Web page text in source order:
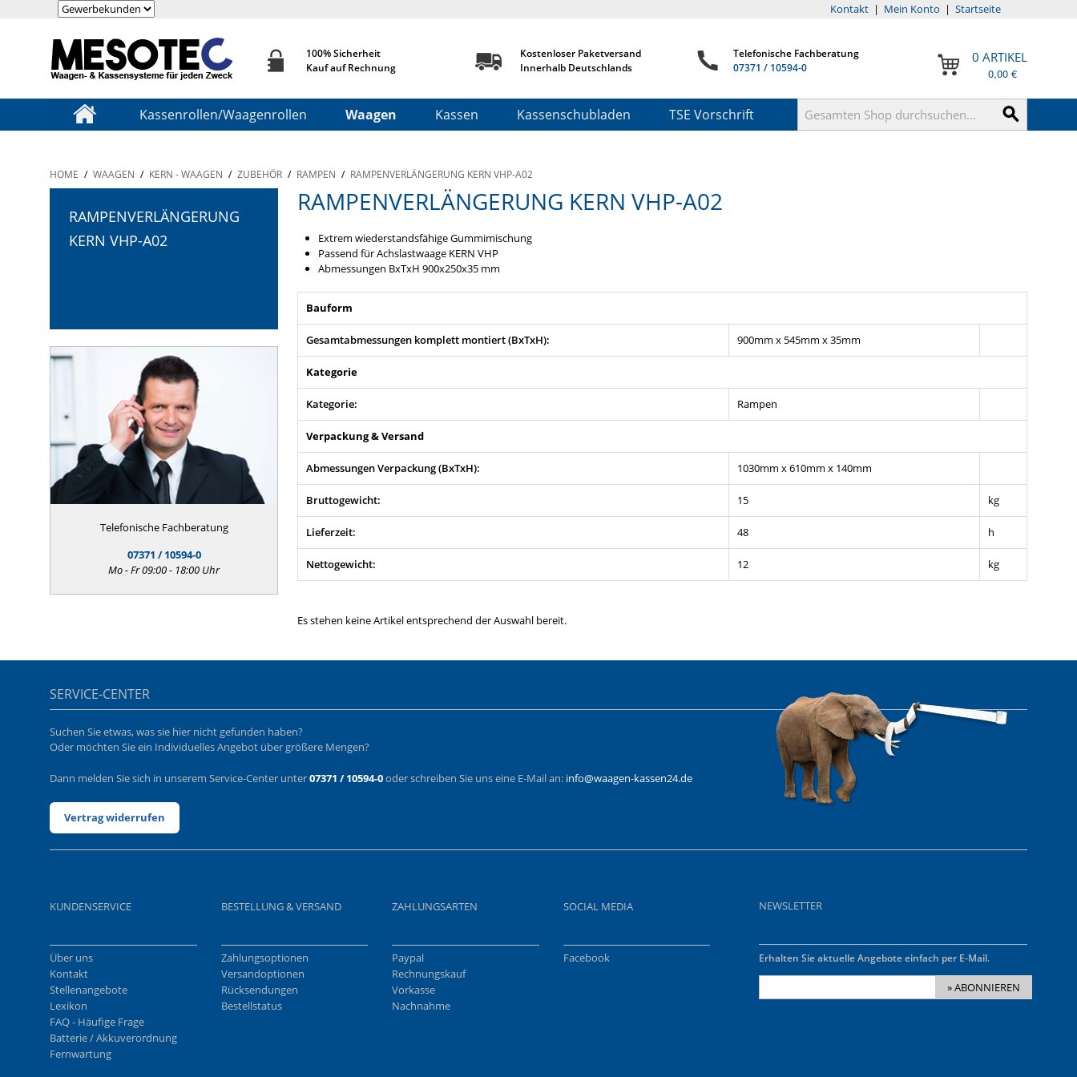
Startseite
|
Mein Konto
|
Kontakt
0 ARTIKEL
0,00 €
100% Sicherheit
Kauf auf Rechnung
Kostenloser Paketversand
Innerhalb Deutschlands
Telefonische Fachberatung
07371 / 10594-0
Kassenrollen/Waagenrollen Waagen Kassen Kassenschubladen TSE Vorschrift
HOME / WAAGEN / KERN - WAAGEN / ZUBEHÖR / RAMPEN / RAMPENVERLÄNGERUNG KERN VHP-A02
RAMPENVERLÄNGERUNG
KERN VHP-A02
Telefonische Fachberatung
07371 / 10594-0
Mo - Fr 09:00 - 18:00 Uhr
RAMPENVERLÄNGERUNG KERN VHP-A02
Extrem wiederstandsfähige Gummimischung
Passend für Achslastwaage KERN VHP
Abmessungen BxTxH 900x250x35 mm
Bauform
Gesamtabmessungen komplett montiert (BxTxH): 900mm x 545mm x 35mm
Kategorie
Kategorie: Rampen
Verpackung & Versand
Abmessungen Verpackung (BxTxH): 1030mm x 610mm x 140mm
Bruttogewicht: 15 kg
Lieferzeit: 48 h
Nettogewicht: 12 kg
Es stehen keine Artikel entsprechend der Auswahl bereit.
SERVICE-CENTER
Suchen Sie etwas, was sie hier nicht gefunden haben?
Oder möchten Sie ein Individuelles Angebot über größere Mengen?
Dann melden Sie sich in unserem Service-Center unter07371 / 10594-0oder schreiben Sie uns eine E-Mail an: info@waagen-kassen24.de
Vertrag widerrufen
KUNDENSERVICE
Über uns
Kontakt
Stellenangebote
Lexikon
FAQ - Häufige Frage
Batterie / Akkuverordnung
Fernwartung
BESTELLUNG & VERSAND
Zahlungsoptionen
Versandoptionen
Rücksendungen
Bestellstatus
ZAHLUNGSARTEN
Paypal
Rechnungskauf
Vorkasse
Nachnahme
SOCIAL MEDIA
Facebook
NEWSLETTER
Erhalten Sie aktuelle Angebote einfach per E-Mail.
» ABONNIEREN